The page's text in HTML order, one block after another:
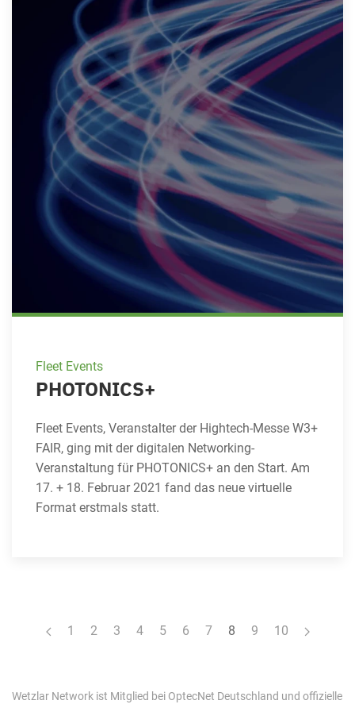
Fleet Events
PHOTONICS+
Fleet Events, Veranstalter der Hightech-Messe W3+
FAIR, ging mit der digitalen Networking-
Veranstaltung für PHOTONICS+ an den Start. Am
17. + 18. Februar 2021 fand das neue virtuelle
Format erstmals statt.
1 2 3 4 5 6 7 8 9 10
Wetzlar Network ist Mitglied bei OptecNet Deutschland und offizielle